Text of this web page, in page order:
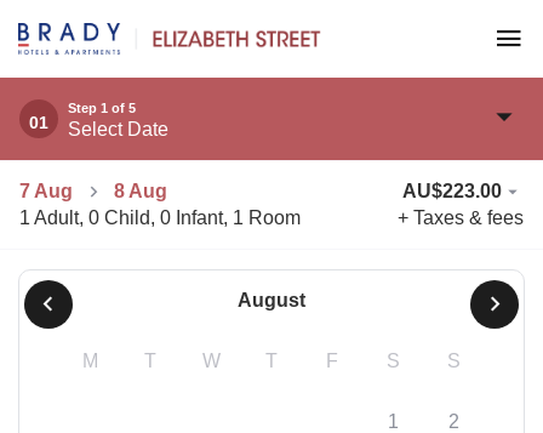
01
Step 1 of 5
Select Date
7 Aug 8 Aug AU$223.00
1 Adult, 0 Child, 0 Infant, 1 Room + Taxes & fees
August
M T W T F S S
1 2